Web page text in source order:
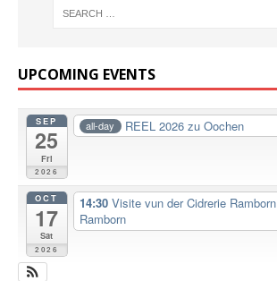
UPCOMING EVENTS
SEP
25
Fri
2026
all-day REEL 2026 zu Oochen
OCT
17
Sat
2026
14:30 Visite vun der Cidrerie Ramborn
Ramborn